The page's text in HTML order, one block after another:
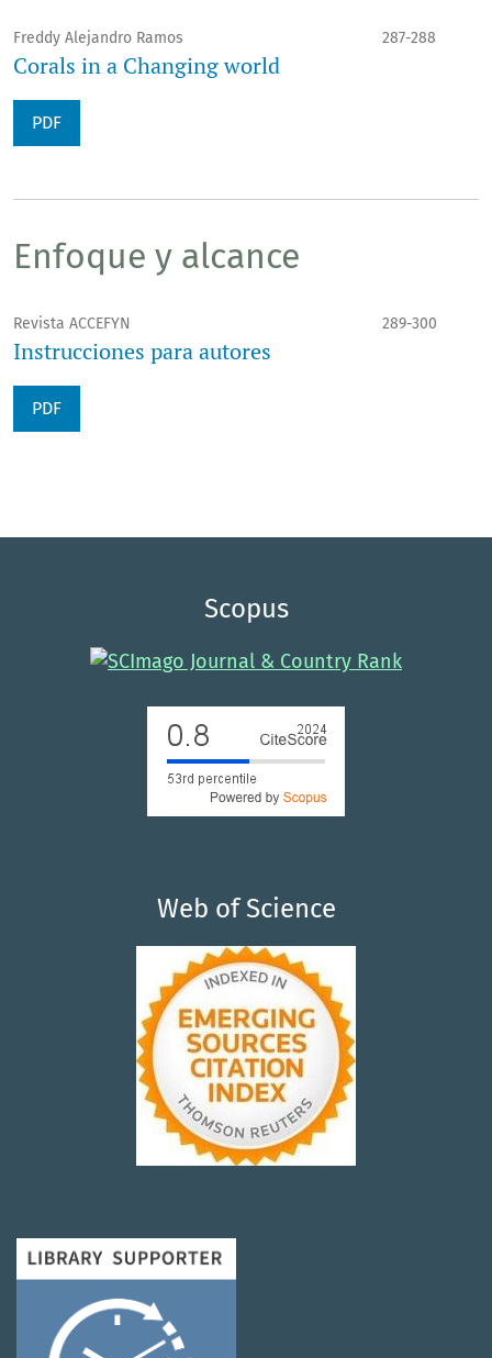
Freddy Alejandro Ramos 287-288
Corals in a Changing world
PDF
Enfoque y alcance
Revista ACCEFYN 289-300
Instrucciones para autores
PDF
Scopus
Web of Science